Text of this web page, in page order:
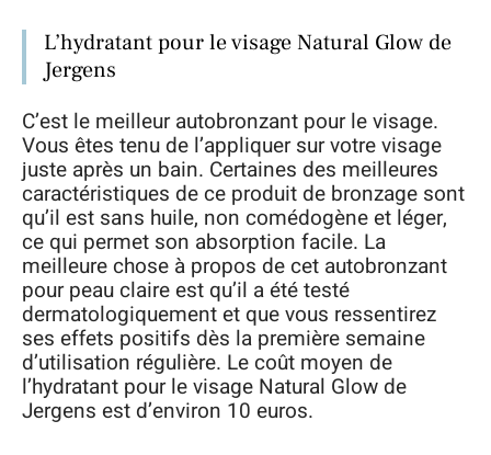
L’hydratant pour le visage Natural Glow de
Jergens
C’est le meilleur autobronzant pour le visage.
Vous êtes tenu de l’appliquer sur votre visage
juste après un bain. Certaines des meilleures
caractéristiques de ce produit de bronzage sont
qu’il est sans huile, non comédogène et léger,
ce qui permet son absorption facile. La
meilleure chose à propos de cet autobronzant
pour peau claire est qu’il a été testé
dermatologiquement et que vous ressentirez
ses effets positifs dès la première semaine
d’utilisation régulière. Le coût moyen de
l’hydratant pour le visage Natural Glow de
Jergens est d’environ 10 euros.